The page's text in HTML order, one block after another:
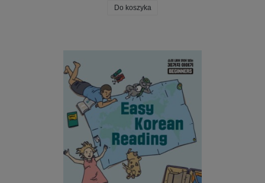
Do koszyka